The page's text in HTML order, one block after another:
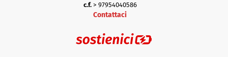
c.f.> 97954040586
Contattaci